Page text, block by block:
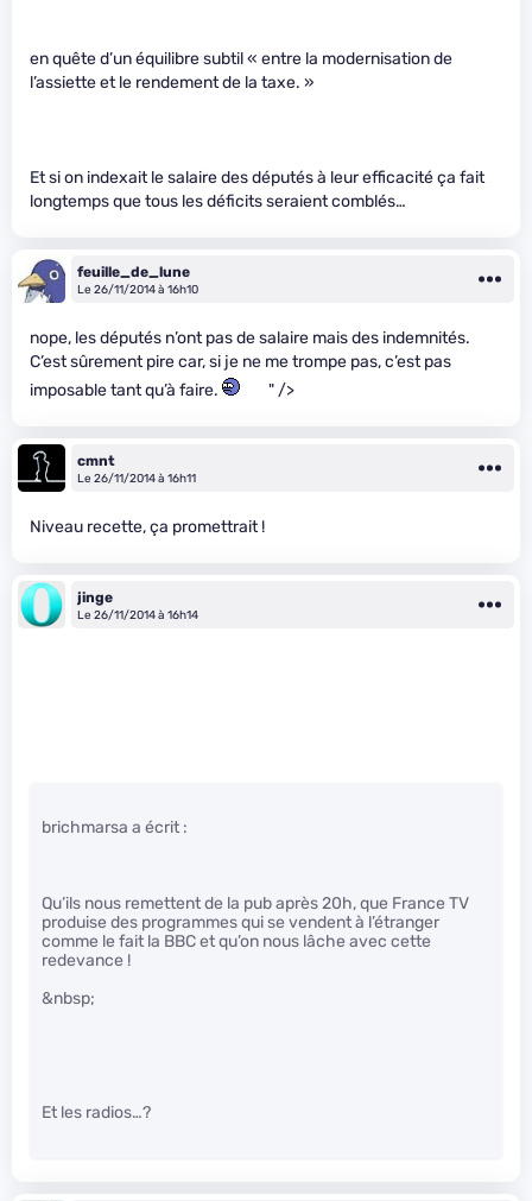
en quête d’un équilibre subtil « entre la modernisation de
l’assiette et le rendement de la taxe. »
Et si on indexait le salaire des députés à leur efficacité ça fait
longtemps que tous les déficits seraient comblés…
feuille_de_lune
Le 26/11/2014 à 16h10
nope, les députés n’ont pas de salaire mais des indemnités.
C’est sûrement pire car, si je ne me trompe pas, c’est pas
imposable tant qu’à faire.
" />
cmnt
Le 26/11/2014 à 16h11
Niveau recette, ça promettrait !
jinge
Le 26/11/2014 à 16h14
brichmarsa a écrit :
Qu’ils nous remettent de la pub après 20h, que France TV
produise des programmes qui se vendent à l’étranger
comme le fait la BBC et qu’on nous lâche avec cette
redevance !
&nbsp;
Et les radios…?